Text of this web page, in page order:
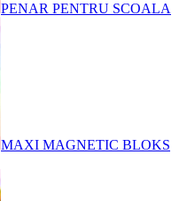
PENAR PENTRU SCOALA
MAXI MAGNETIC BLOKS